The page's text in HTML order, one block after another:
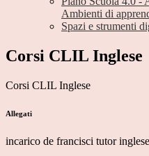
Ambienti di
Spazi e strumenti
Corsi CLIL Inglese
Corsi CLIL Inglese
Allegati
incarico de francisci tutor